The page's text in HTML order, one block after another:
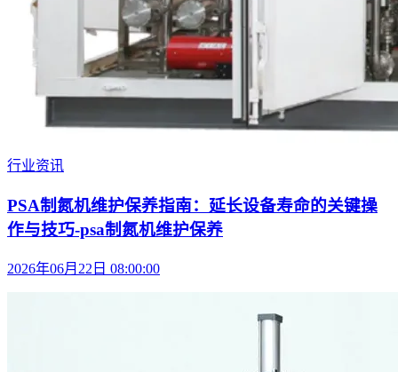
行业资讯
PSA制氮机维护保养指南：延长设备寿命的关键操
作与技巧-psa制氮机维护保养
2026年06月22日 08:00:00